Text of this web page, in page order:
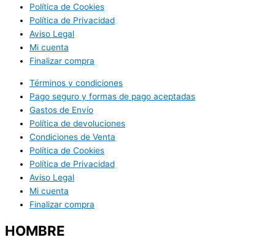
Política de Cookies
Política de Privacidad
Aviso Legal
Mi cuenta
Finalizar compra
Términos y condiciones
Pago seguro y formas de pago aceptadas
Gastos de Envío
Política de devoluciones
Condiciones de Venta
Política de Cookies
Política de Privacidad
Aviso Legal
Mi cuenta
Finalizar compra
HOMBRE